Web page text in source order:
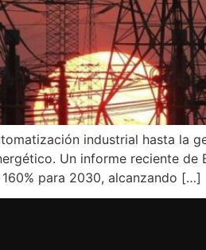
industrial hasta la
Un informe reciente
para 2030, alcanzando […]